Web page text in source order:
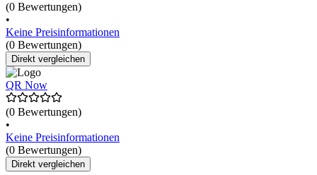
(0 Bewertungen)
•
Keine Preisinformationen
(0 Bewertungen)
Direkt vergleichen
QR Now
(0 Bewertungen)
•
Keine Preisinformationen
(0 Bewertungen)
Direkt vergleichen